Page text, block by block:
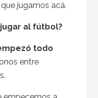
jugamos acá.
al fútbol?
todo
entre